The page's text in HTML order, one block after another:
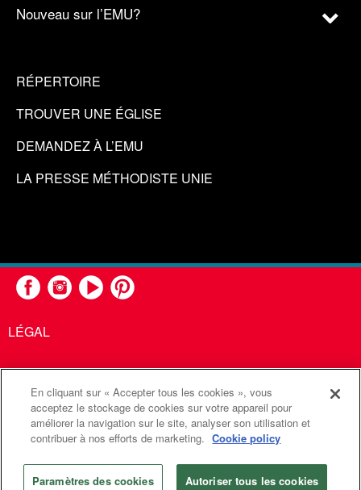
Nouveau sur l’EMU?
RÉPERTOIRE
TROUVER UNE ÉGLISE
DEMANDEZ À L’EMU
LA PRESSE MÉTHODISTE UNIE
LÉGAL
United Methodist Communications est une agence de l'Église
Méthodiste Unie
Communications Méthodistes Unies. Tous droits
réservés
En cliquant sur « Accepter tous les cookies », vous
acceptez le stockage de cookies sur votre appareil pour
améliorer la navigation sur le site, analyser son utilisation et
contribuer à nos efforts de marketing. Cookie policy
Paramètres des cookies Autoriser tous les cookies